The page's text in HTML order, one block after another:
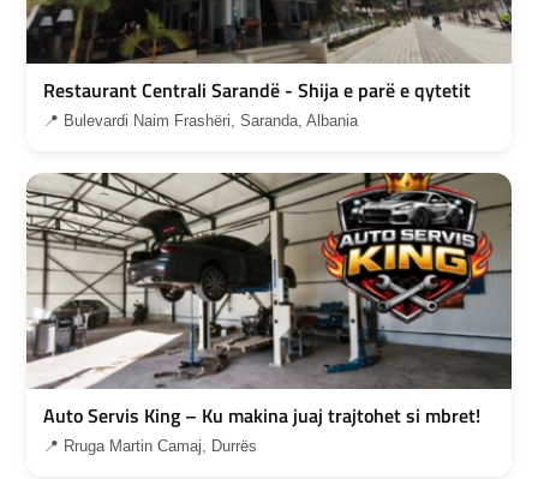
Restaurant Centrali Sarandë - Shija e parë e qytetit
📍 Bulevardi Naim Frashëri, Saranda, Albania
Auto Servis King – Ku makina juaj trajtohet si mbret!
📍 Rruga Martin Camaj, Durrës